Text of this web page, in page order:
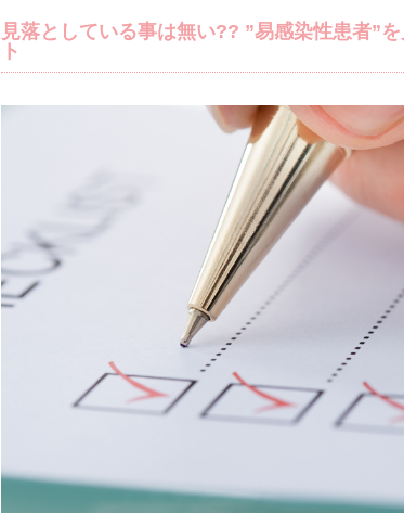
見落としている事は無い?? ”易感染性患者”
ト